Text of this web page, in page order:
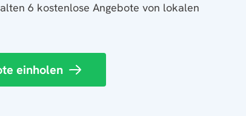
6 kostenlose Angebote von lokalen
einholen